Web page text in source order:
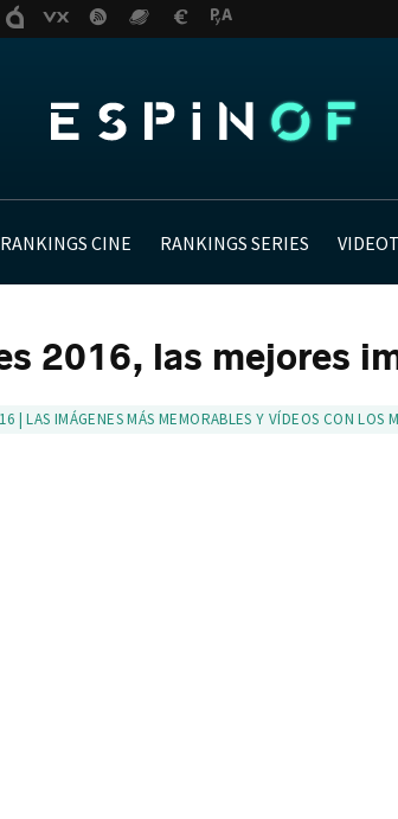
RANKINGS CINE RANKINGS SERIES
2016, las mejores
| LAS IMÁGENES MÁS MEMORABLES Y VÍDEOS CON LOS